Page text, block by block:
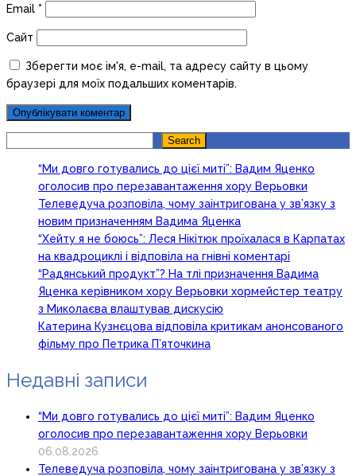
Email *
Сайт
Зберегти моє ім'я, e-mail, та адресу сайту в цьому
браузері для моїх подальших коментарів.
Search
“Ми довго готувались до цієї миті”: Вадим Яценко
оголосив про перезавантаження хору Верьовки
Телеведуча розповіла, чому заінтригована у зв’язку з
новим призначенням Вадима Яценка
“Хейту я не боюсь”: Леся Нікітюк проїхалася в Карпатах
на квадроциклі і відповіла на гнівні коментарі
“Радянський продукт”? На тлі призначення Вадима
Яценка керівником хору Верьовки хормейстер театру
з Миколаєва влаштував дискусію
Катерина Кузнєцова відповіла критикам анонсованого
фільму про Петрика П’яточкина
Недавні записи
“Ми довго готувались до цієї миті”: Вадим Яценко
оголосив про перезавантаження хору Верьовки
06.08.2026
Телеведуча розповіла, чому заінтригована у зв’язку з